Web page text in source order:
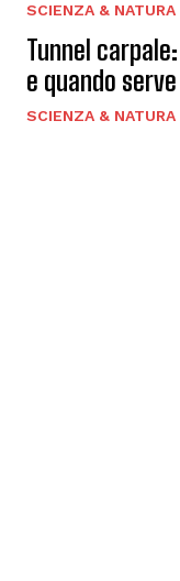
SCIENZA & NATURA
Tunnel
e quando
SCIENZA & NATURA